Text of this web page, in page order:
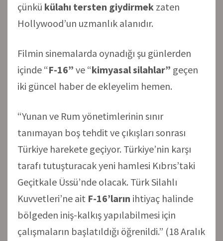
çünkü külahı tersten giydirmek zaten
Hollywood’un uzmanlık alanıdır.
Filmin sinemalarda oynadığı şu günlerden
içinde “F-16” ve “kimyasal silahlar” geçen
iki güncel haber de ekleyelim hemen.
“Yunan ve Rum yönetimlerinin sınır
tanımayan boş tehdit ve çıkışları sonrası
Türkiye harekete geçiyor. Türkiye’nin karşı
tarafı tutuşturacak yeni hamlesi Kıbrıs’taki
Geçitkale Üssü’nde olacak. Türk Silahlı
Kuvvetleri’ne ait F-16’ların ihtiyaç halinde
bölgeden iniş-kalkış yapılabilmesi için
çalışmaların başlatıldığı öğrenildi.” (18 Aralık